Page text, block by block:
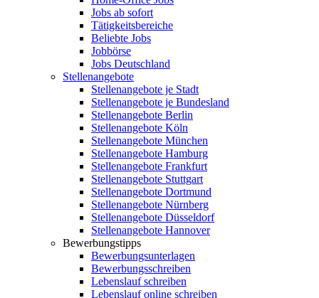
Jobs ab sofort
Tätigkeitsbereiche
Beliebte Jobs
Jobbörse
Jobs Deutschland
Stellenangebote
Stellenangebote je Stadt
Stellenangebote je Bundesland
Stellenangebote Berlin
Stellenangebote Köln
Stellenangebote München
Stellenangebote Hamburg
Stellenangebote Frankfurt
Stellenangebote Stuttgart
Stellenangebote Dortmund
Stellenangebote Nürnberg
Stellenangebote Düsseldorf
Stellenangebote Hannover
Bewerbungstipps
Bewerbungsunterlagen
Bewerbungsschreiben
Lebenslauf schreiben
Lebenslauf online schreiben